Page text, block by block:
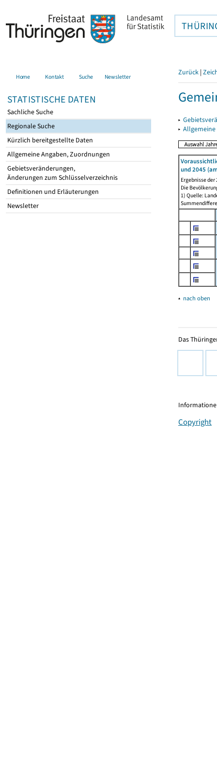
Home Kontakt Suche Newsletter
STATISTISCHE DATEN
Sachliche Suche
Regionale Suche
Kürzlich bereitgestellte Daten
Allgemeine Angaben, Zuordnungen
Gebietsveränderungen,
Änderungen zum Schlüsselverzeichnis
Definitionen und Erläuterungen
Newsletter
Zurück |
▸
▸
und 2045
Ergebnisse
Die
1) Quelle:
▴ nach oben
Das
Copyright